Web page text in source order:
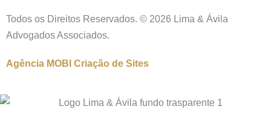
Todos os Direitos Reservados. © 2026 Lima & Ávila
Advogados Associados.
Agência MOBI Criação de Sites